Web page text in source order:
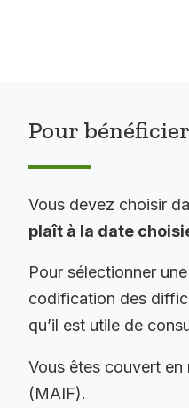
Pour
Vous devez choisir
plaît à la date
Pour sélectionner
codification des
qu’il est utile de
Vous êtes couvert en
(MAIF).